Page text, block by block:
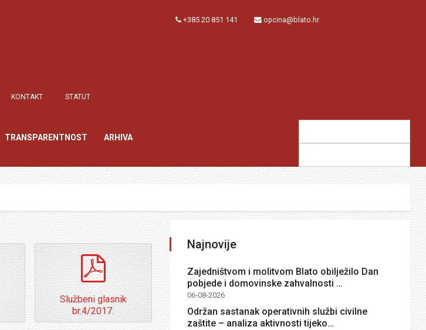
KONTAKT STATUT
+385 20 851 141 opcina@blato.hr
TRANSPARENTNOST ARHIVA
Službeni glasnik
br.4/2017.
Najnovije
Zajedništvom i molitvom Blato obilježilo Dan
pobjede i domovinske zahvalnosti …
06-08-2026
Održan sastanak operativnih službi civilne
zaštite – analiza aktivnosti tijeko…